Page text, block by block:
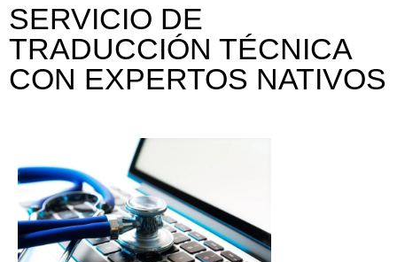
SERVICIO DE
TRADUCCIÓN TÉCNICA
CON EXPERTOS NATIVOS